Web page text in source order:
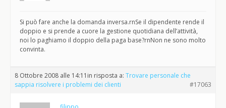
Si può fare anche la domanda inversa.rnSe il dipendente rende il
doppio e si prende a cuore la gestione quotidiana dell’attività,
noi lo paghiamo il doppio della paga base?rnNon ne sono molto
convinta.
8 Ottobre 2008 alle 14:11 in risposta a: Trovare personale che
sappia risolvere i problemi dei clienti
#17063